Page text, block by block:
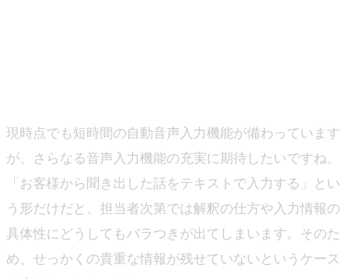
現時点でも短時間の自動音声入力機能が備わっています
が、さらなる音声入力機能の充実に期待したいですね。
「お客様から聞き出した話をテキストで入力する」とい
う形だけだと、担当者次第では解釈の仕方や入力情報の
具体性にどうしてもバラつきが出てしまいます。そのた
め、せっかくの貴重な情報が残せていないというケース